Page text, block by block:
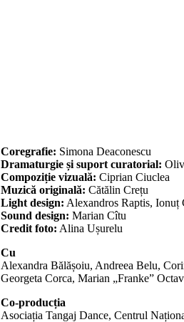
Coregrafie: Simona Deaconescu
Dramaturgie și suport curatorial:
Compoziție vizuală: Ciprian Ciuclea
Muzică originală: Cătălin Crețu
Light design: Alexandros Raptis, Ionuț
Sound design: Marian Cîtu
Credit foto: Alina Ușurelu
Cu
Alexandra Bălășoiu, Andreea Belu,
Georgeta Corca, Marian „Franke”
Co-producția
Asociația Tangaj Dance, Centrul